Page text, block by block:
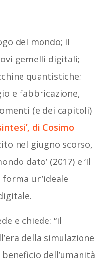
del mondo; il
gemelli digitali;
quantistiche;
e fabbricazione,
(e dei capitoli)
di Cosimo
nel giugno scorso,
dato’ (2017) e ‘Il
forma un’ideale
e chiede: “il
della simulazione
dell’umanità